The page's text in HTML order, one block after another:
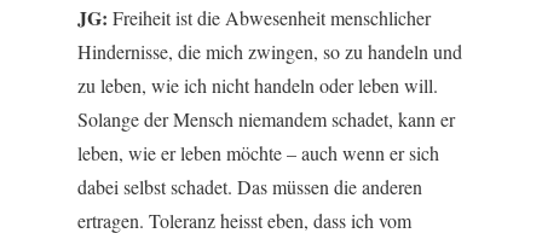
JG: Freiheit ist die Abwesenheit menschlicher
Hindernisse, die mich zwingen, so zu handeln und
zu leben, wie ich nicht handeln oder leben will.
Solange der Mensch niemandem schadet, kann er
leben, wie er leben möchte – auch wenn er sich
dabei selbst schadet. Das müssen die anderen
ertragen. Toleranz heisst eben, dass ich vom